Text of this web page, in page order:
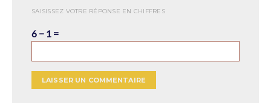
SAISISSEZ VOTRE RÉPONSE EN CHIFFRES
6 − 1 =